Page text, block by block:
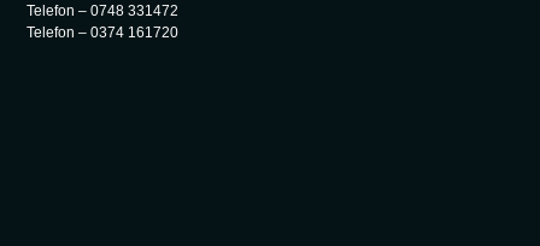
Telefon – 0748 331472
Telefon – 0374 161720